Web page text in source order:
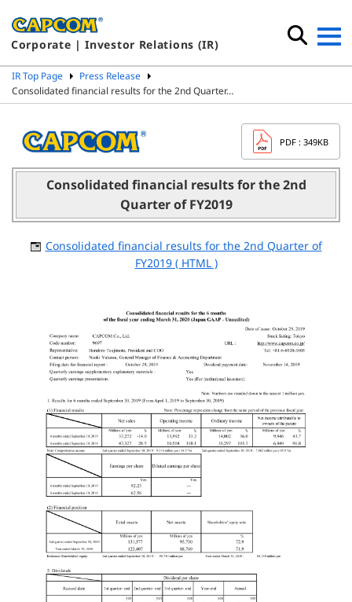
Corporate | Investor Relations (IR)
IR Top Page
Press Release
Consolidated financial results for the 2nd Quarter…
PDF : 349KB
Consolidated financial results for the 2nd
Quarter of FY2019
Consolidated financial results for the 2nd Quarter of
FY2019 ( HTML )